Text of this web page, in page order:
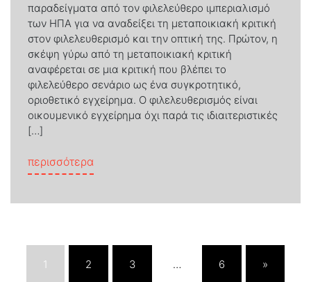
παραδείγματα από τον φιλελεύθερο ιμπεριαλισμό
των ΗΠΑ για να αναδείξει τη μεταποικιακή κριτική
στον φιλελευθερισμό και την οπτική της. Πρώτον, η
σκέψη γύρω από τη μεταποικιακή κριτική
αναφέρεται σε μια κριτική που βλέπει το
φιλελεύθερο σενάριο ως ένα συγκροτητικό,
οριοθετικό εγχείρημα. Ο φιλελευθερισμός είναι
οικουμενικό εγχείρημα όχι παρά τις ιδιαιτεριστικές
[…]
περισσότερα
1 2 3 … 6 »